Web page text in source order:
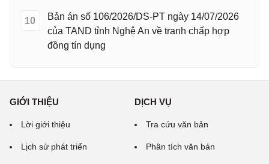
10
Bản án số 106/2026/DS-PT ngày 14/07/2026
của TAND tỉnh Nghệ An về tranh chấp hợp
đồng tín dụng
GIỚI THIỆU
Lời giới thiệu
Lịch sử phát triển
DỊCH VỤ
Tra cứu văn bản
Phân tích văn bản